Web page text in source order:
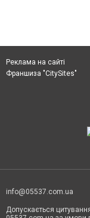
Реклама на сайті
Франшиза "CitySites"
info@05537.com.ua
Допускається